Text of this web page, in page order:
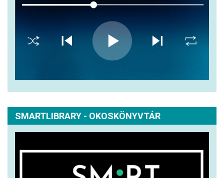
SMARTLIBRARY - OKOSKÖNYVTÁR